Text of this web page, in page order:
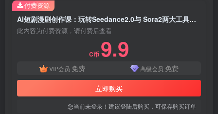
AI短剧漫剧创作课：玩转Seedance2.0与 Sora2两大工具，从剧本制图到商业片完整落地
此内容为付费资源，请付费后查看
C币 9.9
VIP会员 免费 高级会员 免费
立即购买
您当前未登录！建议登陆后购买，可保存购买订单
付费资源